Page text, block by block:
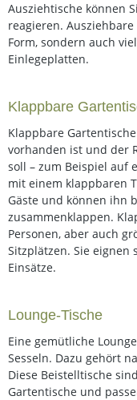
Ausziehtische können
reagieren.
Form, sondern auch
Einlegeplatten.
Klappbare
Klappbare
vorhanden ist und der
soll – zum Beispiel auf
mit einem klappbaren
Gäste und können ihn
zusammenklappen.
Personen, aber auch
Sitzplätzen. Sie
Einsätze.
Lounge-Tische
Eine gemütliche
Sesseln. Dazu gehört
Diese Beistelltische
Gartentische und